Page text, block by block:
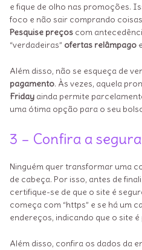
e fique de olho nas promoções.
foco e não sair comprando
Pesquise preços com
“verdadeiras” ofertas relâmpago
Além disso, não se esqueça de
pagamento. Às vezes, aquela
Friday ainda permite
uma ótima opção para o seu
3 – Confira a
Ninguém quer transformar uma
de cabeça. Por isso, antes de
certifique-se de que o site é
começa com “https” e se há um
endereços, indicando que o site
Além disso, confira os dados da